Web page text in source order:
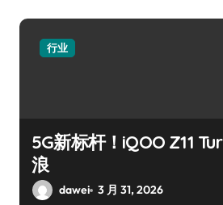
行业
5G新标杆！iQOO Z11
浪
dawei 3 月 31, 2026